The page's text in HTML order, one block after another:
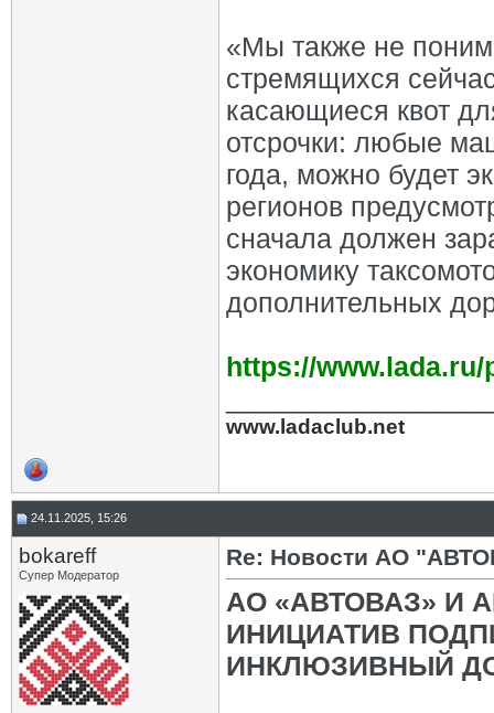
«Мы также не
стремящихся
касающиеся квот
отсрочки: любые
года, можно будет
регионов
сначала должен
экономику
дополнительных
https://
www.ladaclub.net
24.11.2025, 15:26
bokareff
Супер Модератор
Re: Новости АО
АО «АВТОВАЗ» И
ИНИЦИАТИВ
ИНКЛЮЗИВНЫЙ